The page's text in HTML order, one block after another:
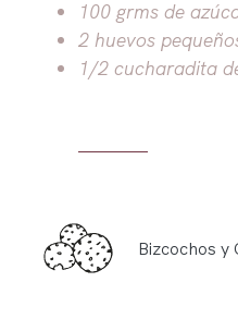
100 grms de
2 huevos
1/2 cucharadita
Bizcochos y